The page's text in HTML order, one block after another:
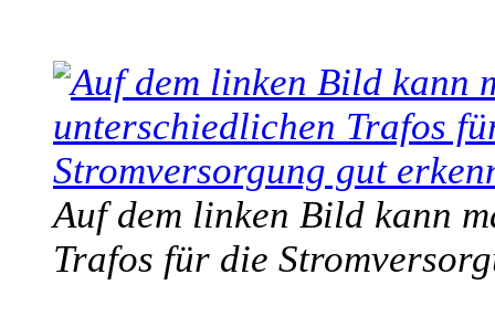
Auf dem linken Bild kann
Trafos für die